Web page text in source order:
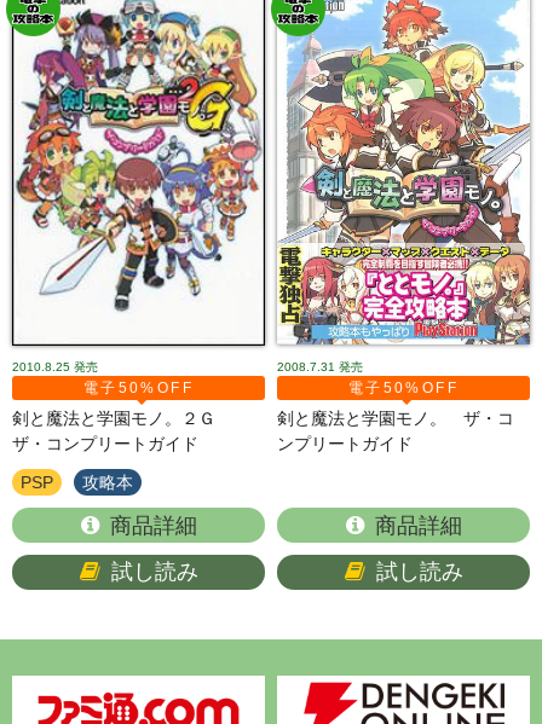
2010.8.25 発売
電子50%OFF
剣と魔法と学園モノ。２Ｇ
ザ・コンプリートガイド
PSP 攻略本
商品詳細
試し読み
2008.7.31 発売
電子50%OFF
剣と魔法と学園モノ。 ザ・コ
ンプリートガイド
商品詳細
試し読み